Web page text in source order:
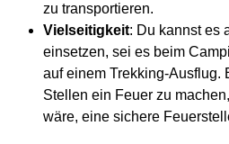
zu transportieren.
Vielseitigkeit: Du kannst es
einsetzen, sei es beim
auf einem Trekking-Ausflug.
Stellen ein Feuer zu
wäre, eine sichere